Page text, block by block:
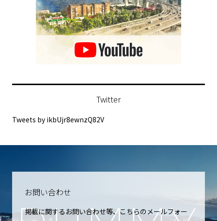
Twitter
Tweets by ikbUjr8ewnzQ82V
お問い合わせ
掲載に関するお問い合わせ等、こちらのメールフォー